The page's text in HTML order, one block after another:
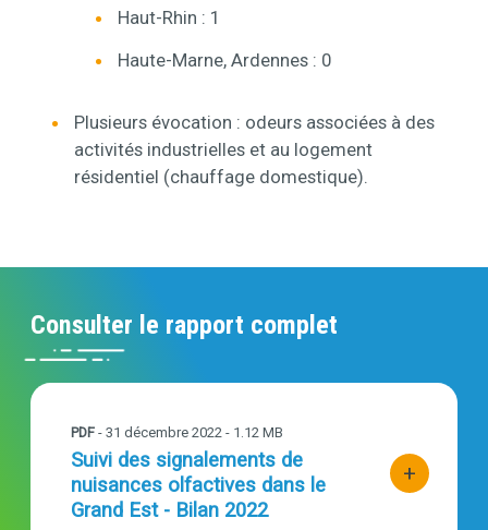
Haut-Rhin : 1
Haute-Marne, Ardennes : 0
Plusieurs évocation : odeurs associées à des
activités industrielles et au logement
résidentiel (chauffage domestique).
Consulter le rapport complet
20221231_Signaux-Faibles_Bilans_V0.pdf
PDF- 31 décembre 2022- 1.12 MB
Titre
Suivi des signalements de
nuisances olfactives dans le
Grand Est - Bilan 2022
+
bouton